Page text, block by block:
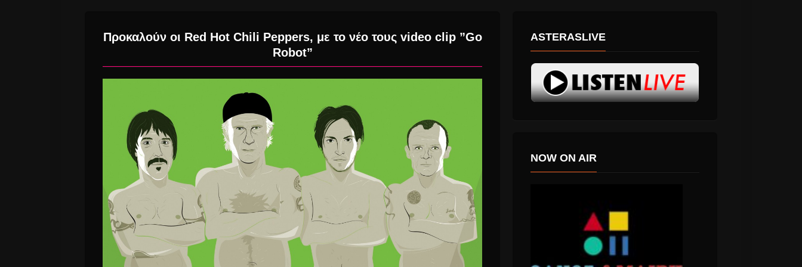
Προκαλούν οι Red Hot Chili Peppers, με το νέο τους video clip ”Go
Robot”
ASTERASLIVE
NOW ON AIR